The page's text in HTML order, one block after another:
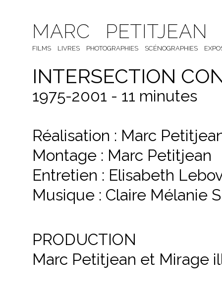
MARC PETITJEAN
FILMS LIVRES PHOTOGRAPHIES SCÉNOGRAPHIES
INTERSECTION
1975-2001 - 11 minutes
Réalisation : Marc
Montage : Marc Petitjean
Entretien : Elisabeth
Musique : Claire Mélanie
PRODUCTION
Marc Petitjean et Mirage